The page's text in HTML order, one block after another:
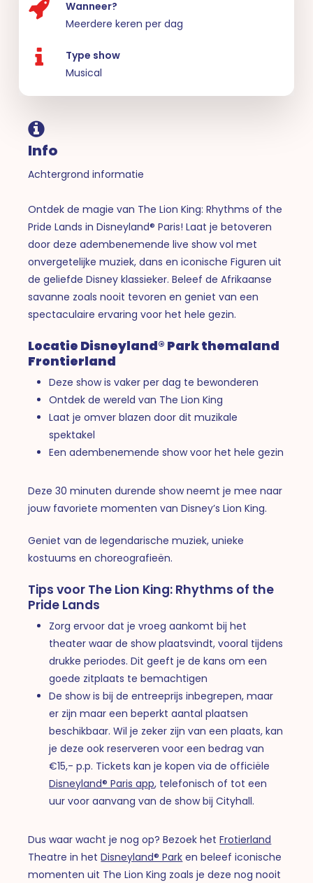
Wanneer?
Meerdere keren per dag
Type show
Musical
Info
Achtergrond informatie
Ontdek de magie van The Lion King: Rhythms of the
Pride Lands in Disneyland® Paris! Laat je betoveren
door deze adembenemende live show vol met
onvergetelijke muziek, dans en iconische Figuren uit
de geliefde Disney klassieker. Beleef de Afrikaanse
savanne zoals nooit tevoren en geniet van een
spectaculaire ervaring voor het hele gezin.
Locatie Disneyland® Park themaland
Frontierland
Deze show is vaker per dag te bewonderen
Ontdek de wereld van The Lion King
Laat je omver blazen door dit muzikale
spektakel
Een adembenemende show voor het hele gezin
Deze 30 minuten durende show neemt je mee naar
jouw favoriete momenten van Disney’s Lion King.
Geniet van de legendarische muziek, unieke
kostuums en choreografieën.
Tips voor The Lion King: Rhythms of the
Pride Lands
Zorg ervoor dat je vroeg aankomt bij het
theater waar de show plaatsvindt, vooral tijdens
drukke periodes. Dit geeft je de kans om een
goede zitplaats te bemachtigen
De show is bij de entreeprijs inbegrepen, maar
er zijn maar een beperkt aantal plaatsen
beschikbaar. Wil je zeker zijn van een plaats, kan
je deze ook reserveren voor een bedrag van
€15,- p.p. Tickets kan je kopen via de officiële
Disneyland® Paris app, telefonisch of tot een
uur voor aanvang van de show bij Cityhall.
Dus waar wacht je nog op? Bezoek hetFrotierland
Theatre in hetDisneyland® Park en beleef iconische
momenten uit The Lion King zoals je deze nog nooit